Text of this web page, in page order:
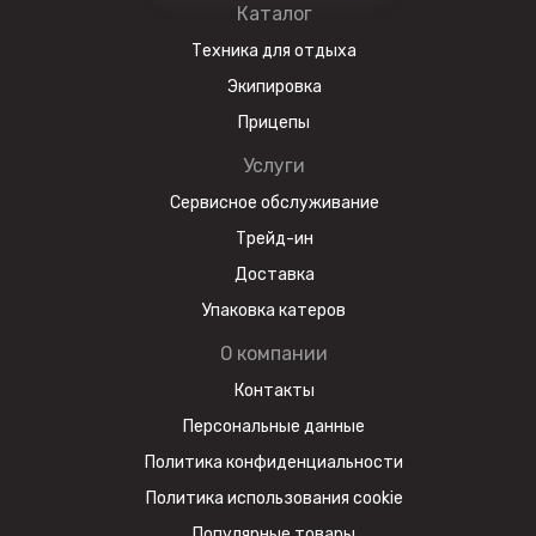
Увеличенные колеса
Питбайк оборудован большими колесами,
что обеспечивает отличную
проходимость и устойчивость на
преодолевать препятствия и улучшает
Позволяет райдеру отслеживать время
роль в планировании технического
обслуживания и предотвращении
Каталог
Техника для отдыха
Экипировка
Прицепы
Услуги
Сервисное обслуживание
Трейд-ин
Доставка
Упаковка катеров
О компании
Контакты
Персональные данные
Политика конфиденциальности
Политика использования cookie